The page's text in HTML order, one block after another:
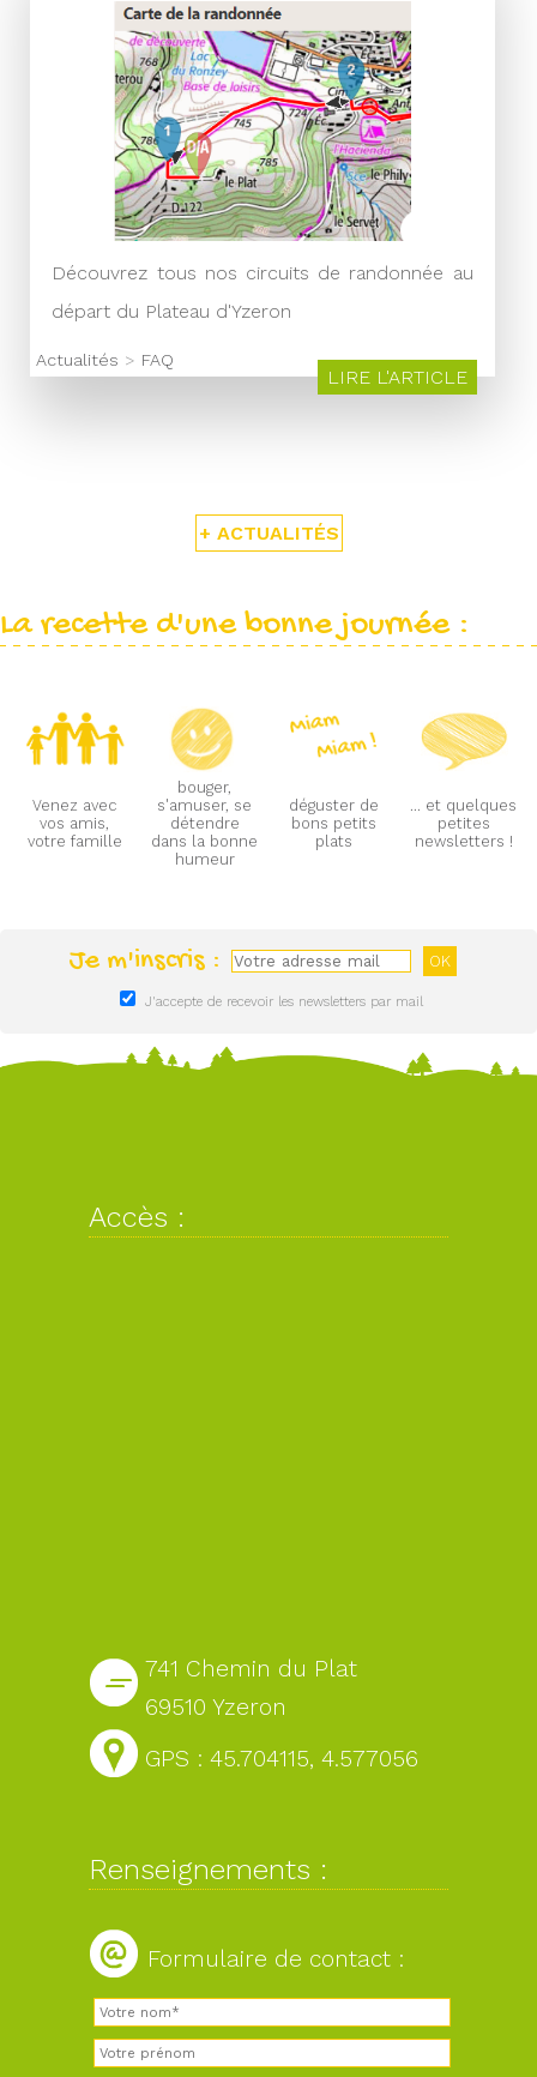
Découvrez tous nos circuits de randonnée au
départ du Plateau d'Yzeron
Actualités > FAQ
LIRE L'ARTICLE
+ ACTUALITÉS
La recette d'une bonne journée :
Venez avec
vos amis,
votre famille
bouger,
s'amuser, se
détendre
dans la bonne
humeur
déguster de
bons petits
plats
... et quelques
petites
newsletters !
Je m'inscris :
J'accepte de recevoir les newsletters par mail
Accès :
741 Chemin du Plat
69510 Yzeron
GPS : 45.704115, 4.577056
Renseignements :
Formulaire de contact :